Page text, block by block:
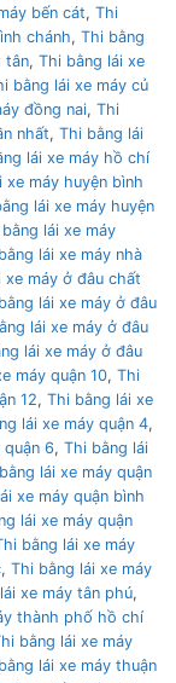
bến cát, Thi
chánh, Thi bằng
tân, Thi bằng lái xe
bằng lái xe máy củ
đồng nai, Thi
nhất, Thi bằng lái
lái xe máy hồ chí
xe máy huyện bình
lái xe máy huyện
lái xe máy
lái xe máy nhà
xe máy ở đâu chất
lái xe máy ở đâu
lái xe máy ở đâu
lái xe máy ở đâu
máy quận 10, Thi
12, Thi bằng lái xe
lái xe máy quận 4,
6, Thi bằng lái
lái xe máy quận
xe máy quận bình
lái xe máy quận
bằng lái xe máy
, Thi bằng lái xe máy
xe máy tân phú,
thành phố hồ chí
bằng lái xe máy
lái xe máy thuận